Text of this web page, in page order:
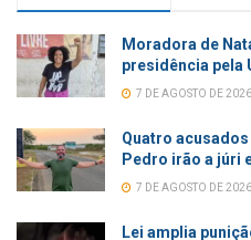
Moradora de
presidência pela
7 DE AGOSTO DE 2026
Quatro
Pedro irão a júri
7 DE AGOSTO DE 2026
Lei amplia